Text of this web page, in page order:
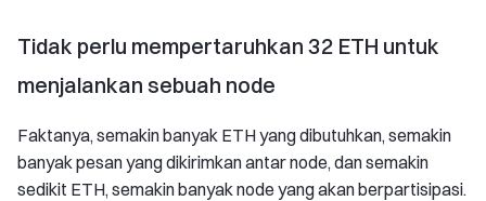
Tidak perlu mempertaruhkan 32 ETH untuk
menjalankan sebuah node
Faktanya, semakin banyak ETH yang dibutuhkan, semakin
banyak pesan yang dikirimkan antar node, dan semakin
sedikit ETH, semakin banyak node yang akan berpartisipasi.